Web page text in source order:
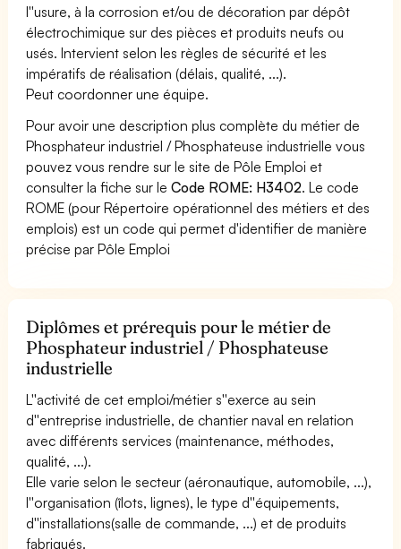
l''usure, à la corrosion et/ou de décoration par dépôt
électrochimique sur des pièces et produits neufs ou
usés. Intervient selon les règles de sécurité et les
impératifs de réalisation (délais, qualité, ...).
Peut coordonner une équipe.
Pour avoir une description plus complète du métier de
Phosphateur industriel / Phosphateuse industrielle vous
pouvez vous rendre sur le site de Pôle Emploi et
consulter la fiche sur leCode ROME: H3402. Le code
ROME (pour Répertoire opérationnel des métiers et des
emplois) est un code qui permet d'identifier de manière
précise par Pôle Emploi
Diplômes et prérequis pour le métier de
Phosphateur industriel / Phosphateuse
industrielle
L''activité de cet emploi/métier s''exerce au sein
d''entreprise industrielle, de chantier naval en relation
avec différents services (maintenance, méthodes,
qualité, ...).
Elle varie selon le secteur (aéronautique, automobile, ...),
l''organisation (îlots, lignes), le type d''équipements,
d''installations(salle de commande, ...) et de produits
fabriqués.